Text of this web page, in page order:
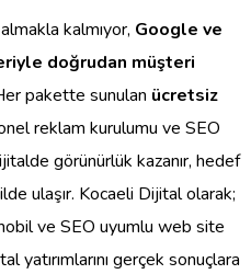
kalmıyor, Google ve
doğrudan müşteri
pakette sunulan ücretsiz
reklam kurulumu ve SEO
görünürlük kazanır, hedef
ulaşır. Kocaeli Dijital olarak;
ve SEO uyumlu web site
yatırımlarını gerçek sonuçlara